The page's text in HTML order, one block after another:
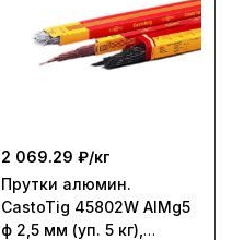
2 069.29 ₽/кг
Прутки алюмин.
CastoTig 45802W AlMg5
ф 2,5 мм (уп. 5 кг),